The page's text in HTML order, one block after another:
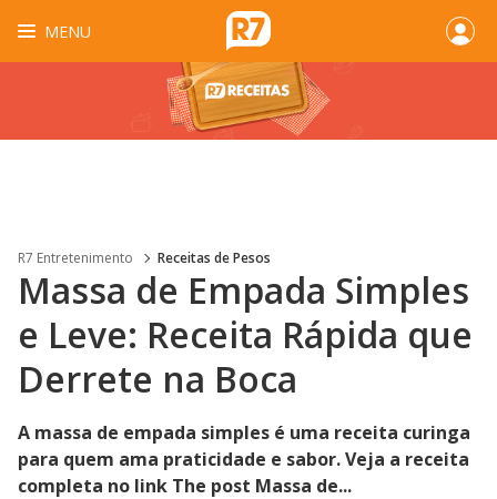
MENU
R7 Entretenimento Receitas de Pesos
Massa de Empada Simples
e Leve: Receita Rápida que
Derrete na Boca
A massa de empada simples é uma receita curinga
para quem ama praticidade e sabor. Veja a receita
completa no link The post Massa de...